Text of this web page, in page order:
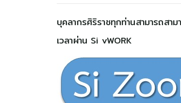
บุคลากรศิริราชทุกท่านสามารถส
เวลาผ่าน Si vWORK